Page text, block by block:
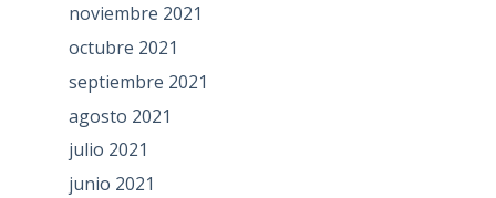
noviembre 2021
octubre 2021
septiembre 2021
agosto 2021
julio 2021
junio 2021